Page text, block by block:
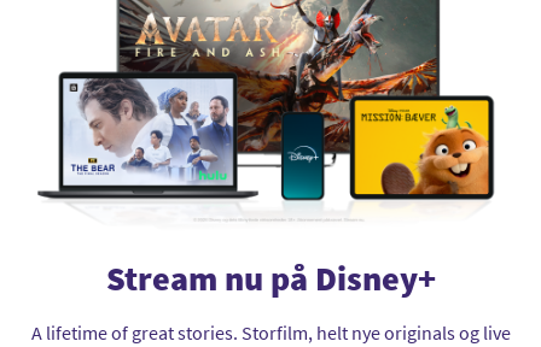
Stream nu på Disney+
A lifetime of great stories. Storfilm, helt nye originals og live